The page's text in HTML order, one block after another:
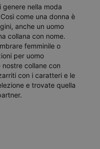
genere nella moda
come una donna è
anche un uomo
collana con nome.
femminile o
per uomo
collane con
con i caratteri e le
e trovate quella